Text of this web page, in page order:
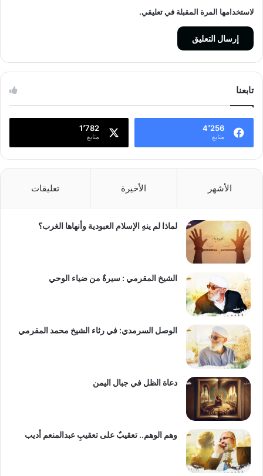
لاستخدامها المرة المقبلة في تعليقي.
تابعنا
4٬256
متابع
1٬782
متابع
الأشهر الأخيرة تعليقات
لماذا لم ينهِ الإسلام العبودية وأنهاها الغرب؟
الشيخ المقرمي : سيرةٌ من ضياء الوحي
الوصل السرمدي: في رثاء الشيخ محمد المقرمي
دعاة الظل في جبال اليمن
وهم الوهم.. تعقيبٌ على تعقيبِ عبدالمنعم أديب